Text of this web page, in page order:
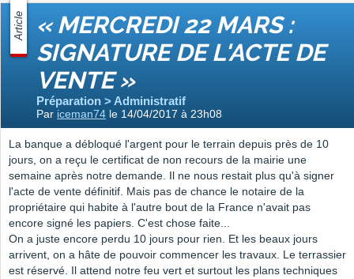
Article « MERCREDI 22 MARS :
SIGNATURE DE L'ACTE DE
VENTE »
Préparation > Administratif
Par iceman74 le 14/04/2017 à 23h08
La banque a débloqué l'argent pour le terrain depuis près de 10
jours, on a reçu le certificat de non recours de la mairie une
semaine après notre demande. Il ne nous restait plus qu'à signer
l'acte de vente définitif. Mais pas de chance le notaire de la
propriétaire qui habite à l'autre bout de la France n'avait pas
encore signé les papiers. C'est chose faite...
On a juste encore perdu 10 jours pour rien. Et les beaux jours
arrivent, on a hâte de pouvoir commencer les travaux. Le terrassier
est réservé. Il attend notre feu vert et surtout les plans techniques